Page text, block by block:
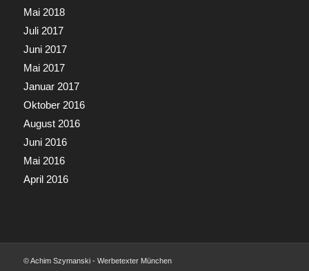
Mai 2018
Juli 2017
Juni 2017
Mai 2017
Januar 2017
Oktober 2016
August 2016
Juni 2016
Mai 2016
April 2016
© Achim Szymanski - Werbetexter München